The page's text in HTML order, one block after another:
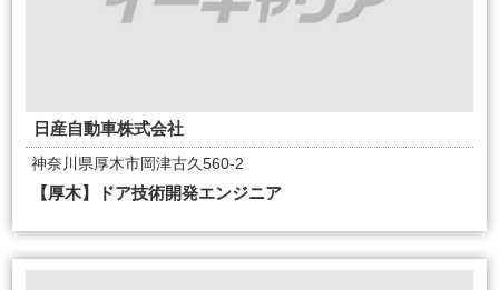
日産自動車株式会社
神奈川県厚木市岡津古久560-2
【厚木】ドア技術開発エンジニア